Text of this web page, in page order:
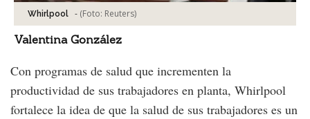
Whirlpool - (Foto: Reuters)
Valentina González
Con programas de salud que incrementen la
productividad de sus trabajadores en planta, Whirlpool
fortalece la idea de que la salud de sus trabajadores es un